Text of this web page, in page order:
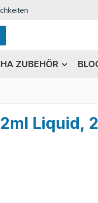
ZUBEHÖR
Liquid,